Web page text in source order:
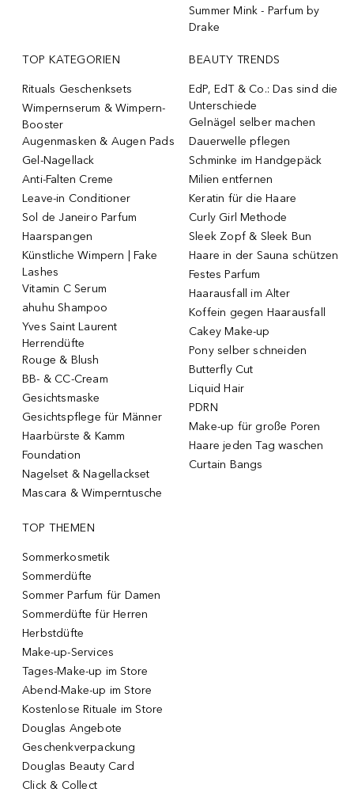
Summer Mink - Parfum by
Drake
TOP KATEGORIEN
Rituals Geschenksets
Wimpernserum & Wimpern-
Booster
Augenmasken & Augen Pads
Gel-Nagellack
Anti-Falten Creme
Leave-in Conditioner
Sol de Janeiro Parfum
Haarspangen
Künstliche Wimpern | Fake
Lashes
Vitamin C Serum
ahuhu Shampoo
Yves Saint Laurent
Herrendüfte
Rouge & Blush
BB- & CC-Cream
Gesichtsmaske
Gesichtspflege für Männer
Haarbürste & Kamm
Foundation
Nagelset & Nagellackset
Mascara & Wimperntusche
BEAUTY TRENDS
EdP, EdT & Co.: Das sind die
Unterschiede
Gelnägel selber machen
Dauerwelle pflegen
Schminke im Handgepäck
Milien entfernen
Keratin für die Haare
Curly Girl Methode
Sleek Zopf & Sleek Bun
Haare in der Sauna schützen
Festes Parfum
Haarausfall im Alter
Koffein gegen Haarausfall
Cakey Make-up
Pony selber schneiden
Butterfly Cut
Liquid Hair
PDRN
Make-up für große Poren
Haare jeden Tag waschen
Curtain Bangs
TOP THEMEN
Sommerkosmetik
Sommerdüfte
Sommer Parfum für Damen
Sommerdüfte für Herren
Herbstdüfte
Make-up-Services
Tages-Make-up im Store
Abend-Make-up im Store
Kostenlose Rituale im Store
Douglas Angebote
Geschenkverpackung
Douglas Beauty Card
Click & Collect